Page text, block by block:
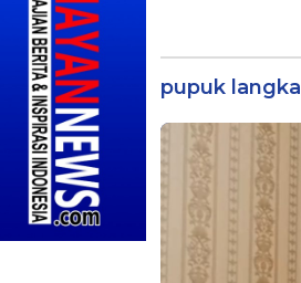
pupuk langka